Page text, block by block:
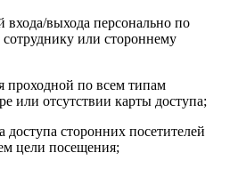
входа/выхода персонально по
или стороннему
проходной по всем типам
или отсутствии карты доступа;
доступа сторонних посетителей
цели посещения;